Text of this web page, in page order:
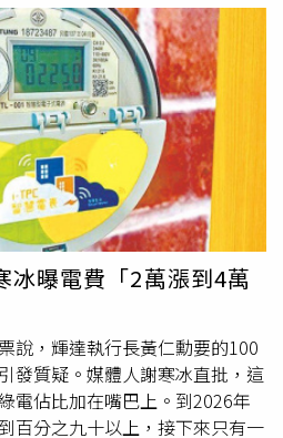
走下去的一個，很重要的一個力
足。」
本人都是用這種輕佻的方式在玩
，都是以力量相待，不可能對你
貌嗎？就：你都是這樣，那大家
案，你是沒有辦法送憲法法庭的
的翻案。我跟你講，那個翻案
就是有關軍公教那個錢，又被翻
個可能性很高。你這個可以送憲
莫名其妙，就是一個獨裁者。郭
到，當年台南議會，為什麼會跟
進台南議會！那你要怎樣？那時
他現在把這個帶到中央，一樣！
倒大楣，選了一個獨裁大王
冰曝電費「2萬漲到4萬
說，輝達執行長黃仁勳要的100
發質疑。媒體人謝寒冰直批，這
電佔比加在嘴巴上。到2026年
百分之九十以上，接下來只有一